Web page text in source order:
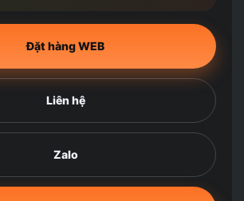
Đặt hàng WEB
Liên hệ
Zalo